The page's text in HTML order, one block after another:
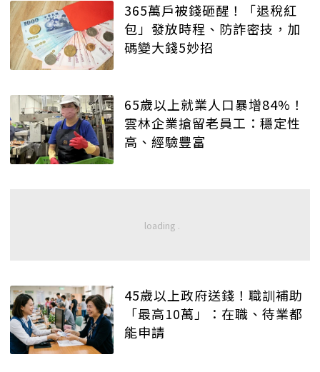
365萬戶被錢砸醒！「退稅紅
包」發放時程、防詐密技，加
碼變大錢5妙招
65歲以上就業人口暴增84%！
雲林企業搶留老員工：穩定性
高、經驗豐富
45歲以上政府送錢！職訓補助
「最高10萬」：在職、待業都
能申請